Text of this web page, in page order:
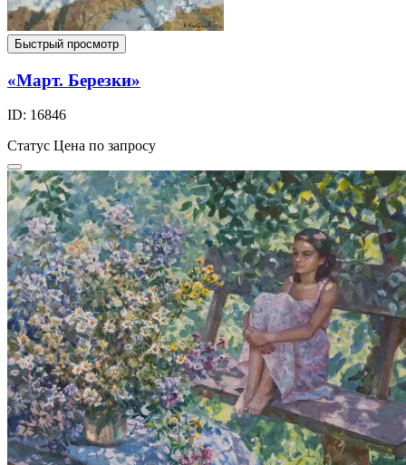
Быстрый просмотр
«Март. Березки»
ID: 16846
Статус Цена по запросу